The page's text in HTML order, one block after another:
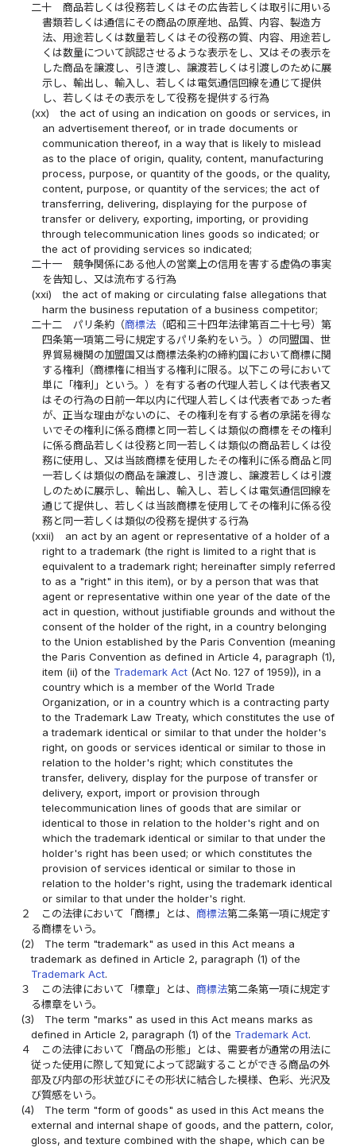
二十
商品若しくは役務若しくはその広告若しくは取引に用いる
書類若しくは通信にその商品の原産地、品質、内容、製造方
法、用途若しくは数量若しくはその役務の質、内容、用途若し
くは数量について誤認させるような表示をし、又はその表示を
した商品を譲渡し、引き渡し、譲渡若しくは引渡しのために展
示し、輸出し、輸入し、若しくは電気通信回線を通じて提供
し、若しくはその表示をして役務を提供する行為
(xx)
the act of using an indication on goods or services, in
an advertisement thereof, or in trade documents or
communication thereof, in a way that is likely to mislead
as to the place of origin, quality, content, manufacturing
process, purpose, or quantity of the goods, or the quality,
content, purpose, or quantity of the services; the act of
transferring, delivering, displaying for the purpose of
transfer or delivery, exporting, importing, or providing
through telecommunication lines goods so indicated; or
the act of providing services so indicated;
二十一
競争関係にある他人の営業上の信用を害する虚偽の事実
を告知し、又は流布する行為
(xxi)
the act of making or circulating false allegations that
harm the business reputation of a business competitor;
二十二
パリ条約（商標法（昭和三十四年法律第百二十七号）第
四条第一項第二号に規定するパリ条約をいう。）の同盟国、世
界貿易機関の加盟国又は商標法条約の締約国において商標に関
する権利（商標権に相当する権利に限る。以下この号において
単に「権利」という。）を有する者の代理人若しくは代表者又
はその行為の日前一年以内に代理人若しくは代表者であった者
が、正当な理由がないのに、その権利を有する者の承諾を得な
いでその権利に係る商標と同一若しくは類似の商標をその権利
に係る商品若しくは役務と同一若しくは類似の商品若しくは役
務に使用し、又は当該商標を使用したその権利に係る商品と同
一若しくは類似の商品を譲渡し、引き渡し、譲渡若しくは引渡
しのために展示し、輸出し、輸入し、若しくは電気通信回線を
通じて提供し、若しくは当該商標を使用してその権利に係る役
務と同一若しくは類似の役務を提供する行為
(xxii)
an act by an agent or representative of a holder of a
right to a trademark (the right is limited to a right that is
equivalent to a trademark right; hereinafter simply referred
to as a "right" in this item), or by a person that was that
agent or representative within one year of the date of the
act in question, without justifiable grounds and without the
consent of the holder of the right, in a country belonging
to the Union established by the Paris Convention (meaning
the Paris Convention as defined in Article 4, paragraph (1),
item (ii) of the Trademark Act(Act No. 127 of 1959)), in a
country which is a member of the World Trade
Organization, or in a country which is a contracting party
to the Trademark Law Treaty, which constitutes the use of
a trademark identical or similar to that under the holder's
right, on goods or services identical or similar to those in
relation to the holder's right; which constitutes the
transfer, delivery, display for the purpose of transfer or
delivery, export, import or provision through
telecommunication lines of goods that are similar or
identical to those in relation to the holder's right and on
which the trademark identical or similar to that under the
holder's right has been used; or which constitutes the
provision of services identical or similar to those in
relation to the holder's right, using the trademark identical
or similar to that under the holder's right.
２
この法律において「商標」とは、 商標法第二条第一項に規定す
る商標をいう。
(2)
The term "trademark" as used in this Act means a
trademark as defined in Article 2, paragraph (1) of the
Trademark Act.
３
この法律において「標章」とは、 商標法第二条第一項に規定す
る標章をいう。
(3)
The term "marks" as used in this Act means marks as
defined in Article 2, paragraph (1) of the Trademark Act.
４
この法律において「商品の形態」とは、需要者が通常の用法に
従った使用に際して知覚によって認識することができる商品の外
部及び内部の形状並びにその形状に結合した模様、色彩、光沢及
び質感をいう。
(4)
The term "form of goods" as used in this Act means the
external and internal shape of goods, and the pattern, color,
gloss, and texture combined with the shape, which can be